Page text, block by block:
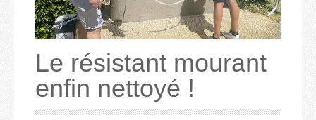
Le résistant mourant
enfin nettoyé !